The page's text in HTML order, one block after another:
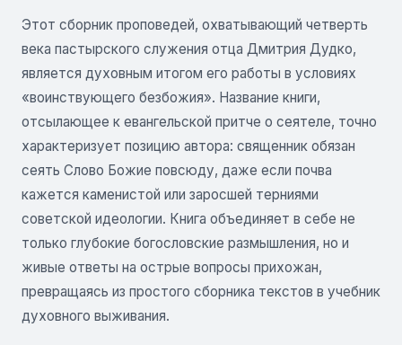
Этот сборник проповедей, охватывающий четверть
века пастырского служения отца Дмитрия Дудко,
является духовным итогом его работы в условиях
«воинствующего безбожия». Название книги,
отсылающее к евангельской притче о сеятеле, точно
характеризует позицию автора: священник обязан
сеять Слово Божие повсюду, даже если почва
кажется каменистой или заросшей терниями
советской идеологии. Книга объединяет в себе не
только глубокие богословские размышления, но и
живые ответы на острые вопросы прихожан,
превращаясь из простого сборника текстов в учебник
духовного выживания.